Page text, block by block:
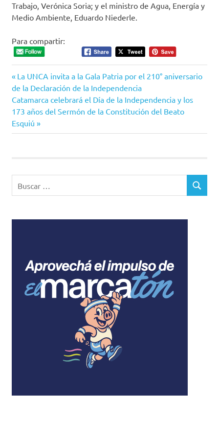
Trabajo, Verónica Soria; y el ministro de Agua, Energía y
Medio Ambiente, Eduardo Niederle.
Para compartir:
Navegación
de
entradas
Entrada
anterior:
La UNCA invita a la Gala Patria por el 210° aniversario
de la Declaración de la Independencia
Siguiente
entrada:
Catamarca celebrará el Día de la Independencia y los
173 años del Sermón de la Constitución del Beato
Esquiú
BUSCAR